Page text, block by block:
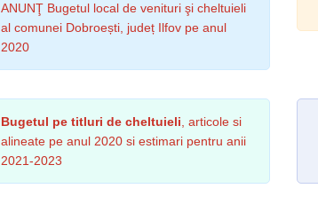
ANUNŢ Bugetul local de venituri şi cheltuieli
al comunei Dobroești, județ Ilfov pe anul
2020
Bugetul pe titluri de cheltuieli , articole si
alineate pe anul 2020 si estimari pentru anii
2021-2023